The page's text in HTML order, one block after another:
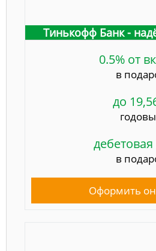
Тинькофф Банк -
0.5% от
в
до
дебетовая
в
Оформить